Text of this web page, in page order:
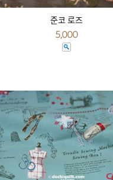
준코 로즈
5,000